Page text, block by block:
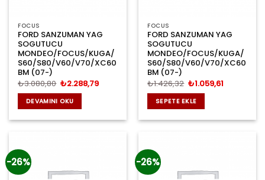
FOCUS
FORD SANZUMAN YAG
SOGUTUCU
MONDEO/FOCUS/KUGA/
S60/S80/V60/V70/XC60
BM (07-)
₺3.080,80 Orijinal
fiyat:
₺3.080,80.
₺2.288,79Şu
DEVAMINI OKU
FOCUS
FORD SANZUMAN YAG
SOGUTUCU
MONDEO/FOCUS/KUGA/
S60/S80/V60/V70/XC60
BM (07-)
₺1.426,32 Orijinal
fiyat:
₺1.426,32.
₺1.059,61
SEPETE EKLE
-26% -26%